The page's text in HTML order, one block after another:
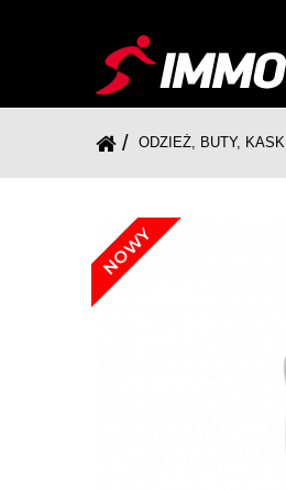
ODZIEŻ, BUTY, KASKI
NOWY